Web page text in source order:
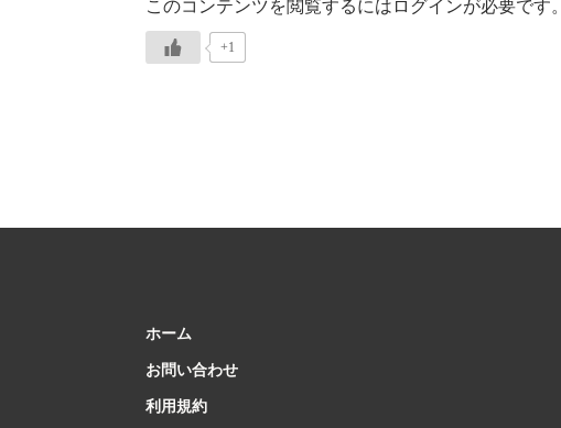
このコンテンツを閲覧するにはログインが必要です。
+1
ホーム
お問い合わせ
利用規約